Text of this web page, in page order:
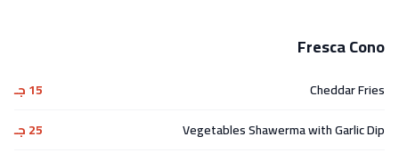
Fresca Cono
Cheddar Fries
15 جـ
Vegetables Shawerma with Garlic Dip
25 جـ